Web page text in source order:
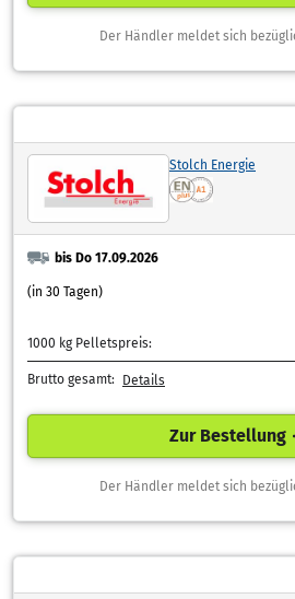
Der Händler meldet sich
Stolch Energie
bis Do 17.09.2026
(in 30 Tagen)
1000 kg Pelletspreis:
Brutto gesamt: Details
Zur Bestellung
Der Händler meldet sich